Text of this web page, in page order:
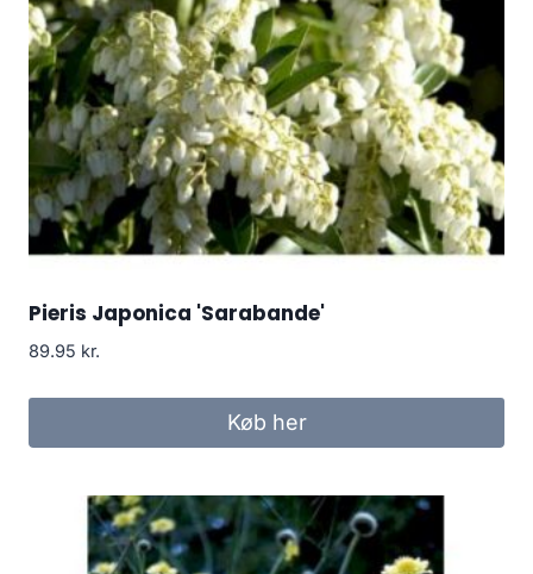
Pieris Japonica 'Sarabande'
89.95 kr.
Køb her